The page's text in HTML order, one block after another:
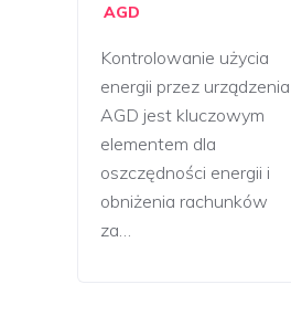
AGD
Kontrolowanie użycia
energii przez urządzenia
AGD jest kluczowym
elementem dla
oszczędności energii i
obniżenia rachunków
za…